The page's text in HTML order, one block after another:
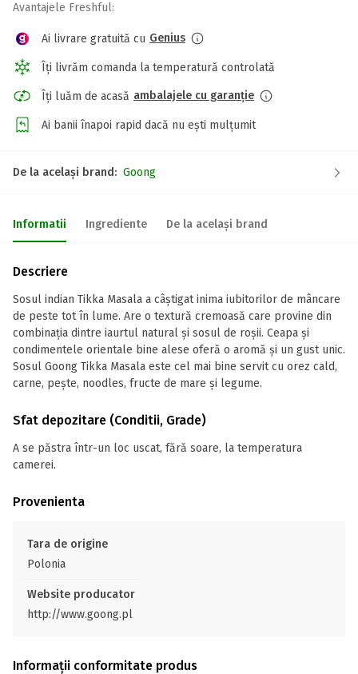
Avantajele Freshful:
Ai livrare gratuită cu Genius
Îți livrăm comanda la temperatură controlată
Îți luăm de acasă ambalajele cu garanție
Ai banii înapoi rapid dacă nu ești mulțumit
De la același brand: Goong
Informatii Ingrediente De la același brand
Descriere
Sosul indian Tikka Masala a câștigat inima iubitorilor de mâncare
de peste tot în lume. Are o textură cremoasă care provine din
combinația dintre iaurtul natural și sosul de roșii. Ceapa și
condimentele orientale bine alese oferă o aromă și un gust unic.
Sosul Goong Tikka Masala este cel mai bine servit cu orez cald,
carne, pește, noodles, fructe de mare și legume.
Sfat depozitare (Conditii, Grade)
A se păstra într-un loc uscat, fără soare, la temperatura
camerei.
Provenienta
Tara de origine
Polonia
Website producator
http://www.goong.pl
Informații conformitate produs